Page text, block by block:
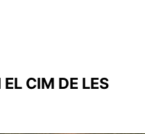
EL CIM DE LES